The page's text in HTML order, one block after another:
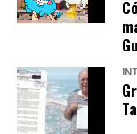
Marcos
Alessandro
Amir
Gabriel